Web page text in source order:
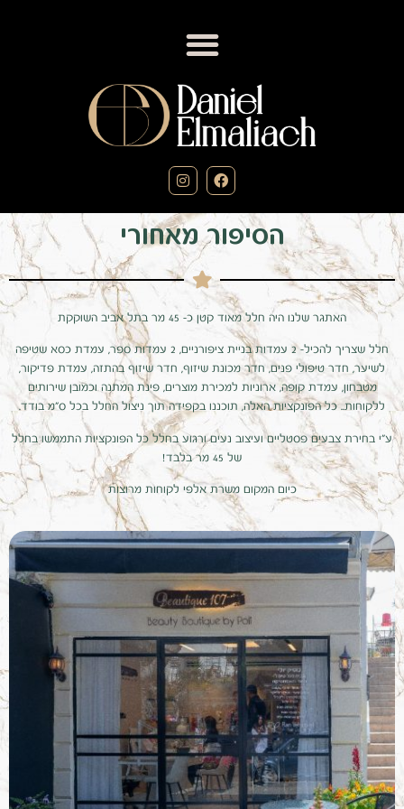
הסיפור מאחורי
האתגר שלנו היה חלל מאוד קטן כ- 45 מר בתל אביב השוקקת
חלל שצריך להכיל- 2 עמדות בניית ציפורניים, 2 עמדות ספר, עמדת כסא שטיפה
לשיער, חדר טיפולי פנים, חדר מכונת שיזוף, חדר שיזוף בהתזה, עמדת פדיקור,
מטבחון, עמדת קופה, ארוניות למכירת מוצרים, פינת המתנה וכמובן שירותים
ללקוחות.. כל הפונקציות האלה, תוכננו בקפידה תוך ניצול החלל בכל ס"מ בודד.
ע"י בחירת צבעים פסטליים ועיצוב נעים ורגוע בחלל כל הפונקציות התממשו בחלל
של 45 מר בלבד!
כיום המקום משרת אלפי לקוחות מרוצות
ZOOM